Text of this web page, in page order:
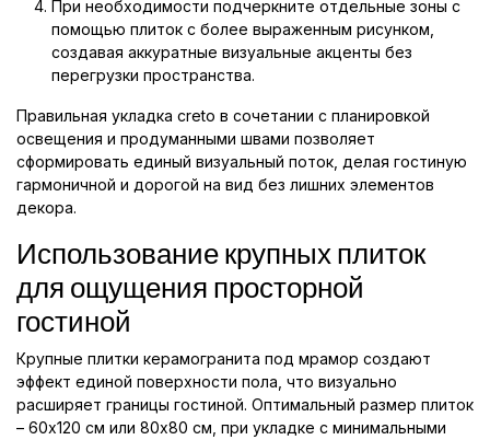
При необходимости подчеркните отдельные зоны с
помощью плиток с более выраженным рисунком,
создавая аккуратные визуальные акценты без
перегрузки пространства.
Правильная укладка creto в сочетании с планировкой
освещения и продуманными швами позволяет
сформировать единый визуальный поток, делая гостиную
гармоничной и дорогой на вид без лишних элементов
декора.
Использование крупных плиток
для ощущения просторной
гостиной
Крупные плитки керамогранита под мрамор создают
эффект единой поверхности пола, что визуально
расширяет границы гостиной. Оптимальный размер плиток
– 60x120 см или 80x80 см, при укладке с минимальными